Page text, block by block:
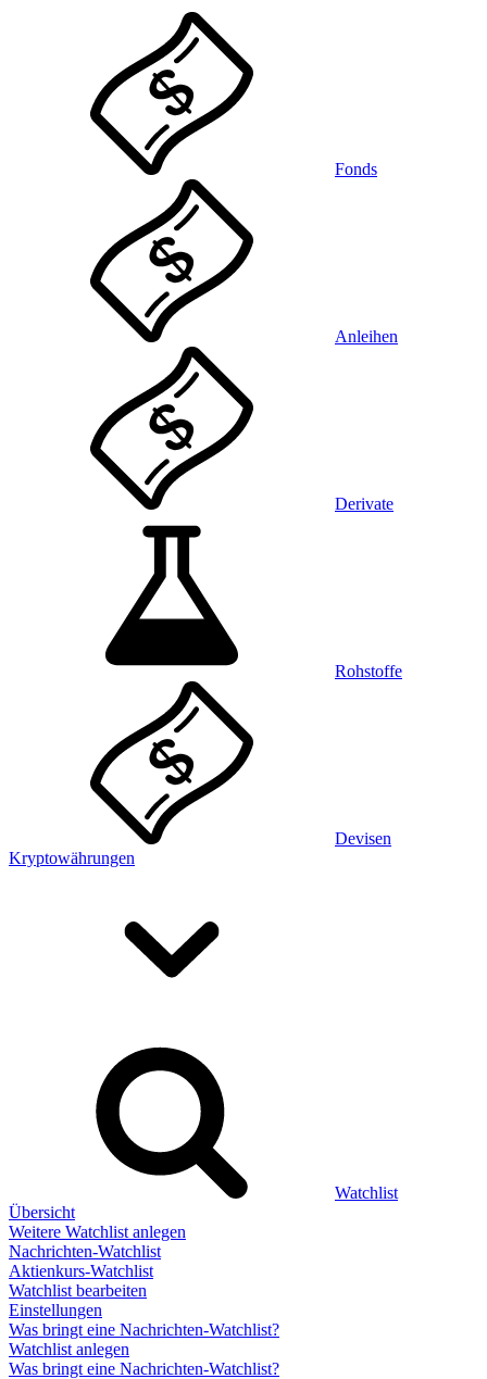
Fonds
Anleihen
Derivate
Rohstoffe
Devisen
Kryptowährungen
Watchlist
Übersicht
Weitere Watchlist anlegen
Nachrichten-Watchlist
Aktienkurs-Watchlist
Watchlist bearbeiten
Einstellungen
Was bringt eine Nachrichten-Watchlist?
Watchlist anlegen
Was bringt eine Nachrichten-Watchlist?